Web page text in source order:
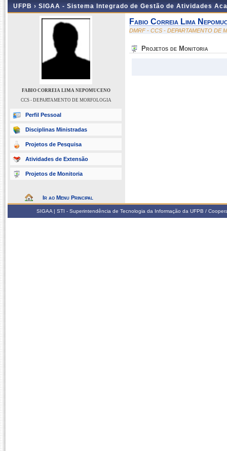
UFPB › SIGAA - Sistema Integrado de Gestão de Atividades
FABIO CORREIA LIMA NEPOMUCENO
CCS - DEPARTAMENTO DE MORFOLOGIA
Perfil Pessoal
Disciplinas Ministradas
Projetos de Pesquisa
Atividades de Extensão
Projetos de Monitoria
Ir ao Menu Principal
Fabio Correia Lima
DMRF - CCS - DEPARTAMENTO DE
Projetos de Monitoria
SIGAA | STI - Superintendência de Tecnologia da Informação da UFPB /